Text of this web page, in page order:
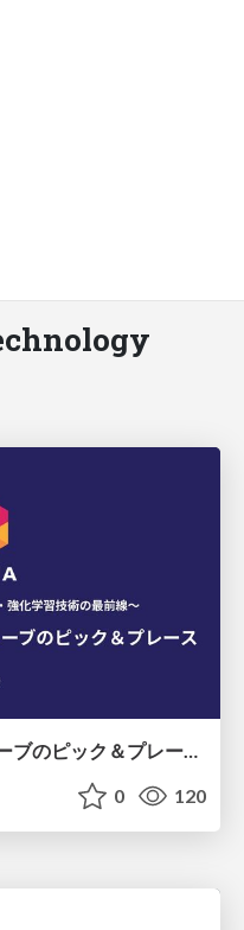
SO-101×VLAによる3色キューブのピック＆プレース
0 120